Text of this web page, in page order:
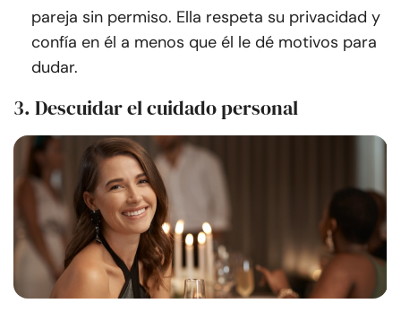
pareja sin permiso. Ella respeta su privacidad y
confía en él a menos que él le dé motivos para
dudar.
3. Descuidar el cuidado personal